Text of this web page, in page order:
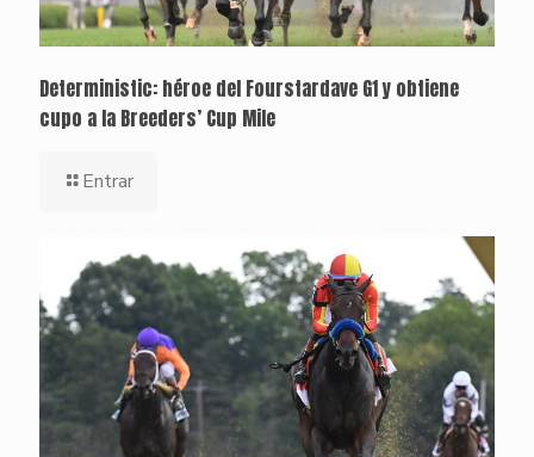
Deterministic: héroe del Fourstardave G1 y obtiene
cupo a la Breeders’ Cup Mile
Entrar